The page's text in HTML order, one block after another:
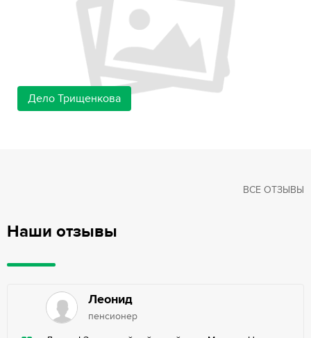
Дело Трищенкова
Наши отзывы
ВСЕ ОТЗЫВЫ
Леонид
пенсионер